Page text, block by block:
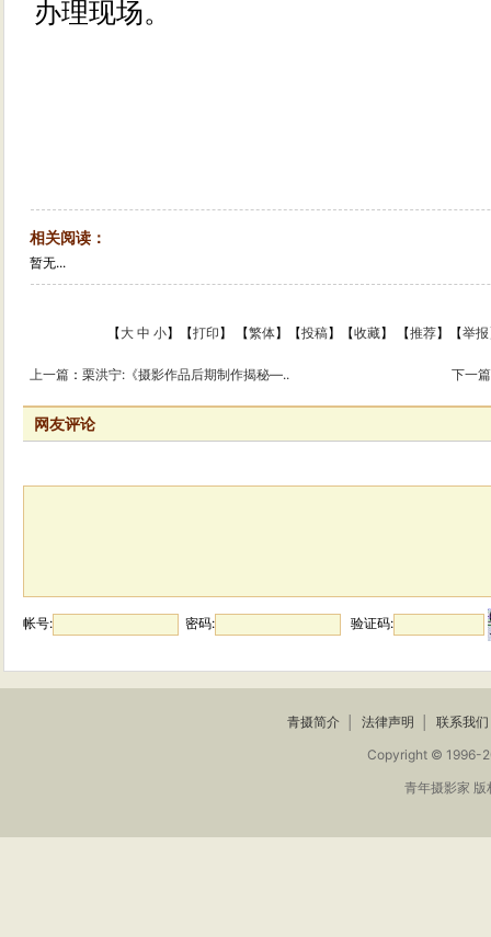
办理现场。
相关阅读：
暂无...
【大 中 小】【打印】 【繁体】【投稿】【收藏】 【推荐】【举报
上一篇 ：栗洪宁:《摄影作品后期制作揭秘—.. 下一篇
网友评论
帐号: 密码: 验证码:
青摄简介 法律声明 联系我们
Copyright © 1996-
青年摄影家